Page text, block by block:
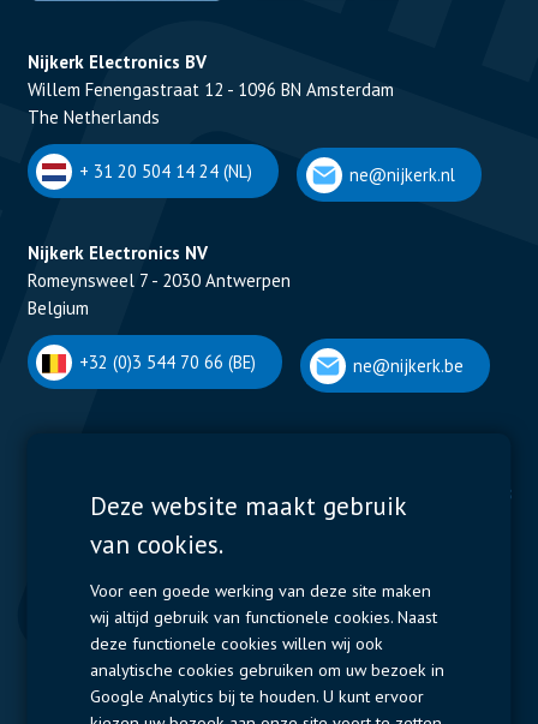
Nijkerk Electronics BV
Willem Fenengastraat 12 - 1096 BN Amsterdam
The Netherlands
+ 31 20 504 14 24 (NL) ne@nijkerk.nl
Nijkerk Electronics NV
Romeynsweel 7 - 2030 Antwerpen
Belgium
+32 (0)3 544 70 66 (BE) ne@nijkerk.be
Display Solutions
Displays
Power Solutions
Contactors & Fuses
Measurement
Resistors
Deze website maakt gebruik
van cookies.
Voor een goede werking van deze site maken
wij altijd gebruik van functionele cookies. Naast
deze functionele cookies willen wij ook
analytische cookies gebruiken om uw bezoek in
Google Analytics bij te houden. U kunt ervoor